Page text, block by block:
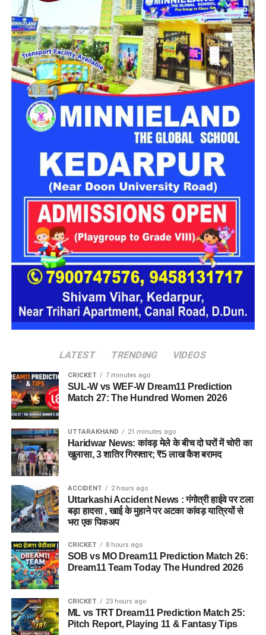
पुलिस ने बरामद शराब को कब्जे में लेकर आरोपी के खिलाफ थाना बदरीनाथ
में मुकदमा संख्या 10/2026, धारा 60 आबकारी अधिनियम के तहत मामला
दर्ज किया है। मामले में आगे की कानूनी कार्रवाई की जा रही है।
मंदिर परिसर के पास तीन युवकों पर कार्रवाई
इसी अभियान के तहत पुलिस को मंदिर परिसर के नजदीक सार्वजनिक
स्थान पर तीन युवक कथित तौर पर असभ्य और अशोभनीय व्यवहार करते
हुए मिले। पुलिस के अनुसार, तीनों युवक पंजाब के रहने वाले हैं।
श्रद्धालुओं की आस्था और बदरीनाथ धाम की धार्मिक गरिमा को ध्यान में
रखते हुए पुलिस ने तीनों को तत्काल हिरासत में लेकर कोतवाली पहुंचाया।
इसके बाद उनके खिलाफ पुलिस एक्ट के तहत चालानी कार्रवाई की गई।
धार्मिक स्थल की पवित्रता और मर्यादा का करें सम्मान
व्यवस्था से किसी भी तरह का समझौता नहीं किया जाएगा। यात्रा के दौरान
श्रद्धालुओं की सुरक्षा, शांति व्यवस्था और धाम की गरिमा बनाए रखने के लिए
संदिग्ध गतिविधियों पर लगातार नजर रखी जा रही है।
पुलिस ने लोगों से भी अपील की है कि बदरीनाथ धाम जैसे धार्मिक स्थल की
खिलाफ नियमानुसार सख्त कार्रवाई की जाएगी।
LATEST TRENDING VIDEOS
CRICKET 7 minutes ago
SUL-W vs WEF-W Dream11 Prediction
Match 27: The Hundred Women 2026
UTTARAKHAND 21 minutes ago
Haridwar News: कांवड़ मेले के बीच दो घरों में चोरी का
खुलासा, 3 शातिर गिरफ्तार; ₹5 लाख कैश बरामद
ACCIDENT 2 hours ago
Uttarkashi Accident News : गंगोत्री हाईवे पर टला
बड़ा हादसा , खाई के मुहाने पर अटका कांवड़ यात्रियों से
भरा एक पिकअप
CRICKET 8 hours ago
SOB vs MO Dream11 Prediction Match 26:
Dream11 Team Today The Hundred 2026
CRICKET 23 hours ago
ML vs TRT Dream11 Prediction Match 25:
Pitch Report, Playing 11 & Fantasy Tips